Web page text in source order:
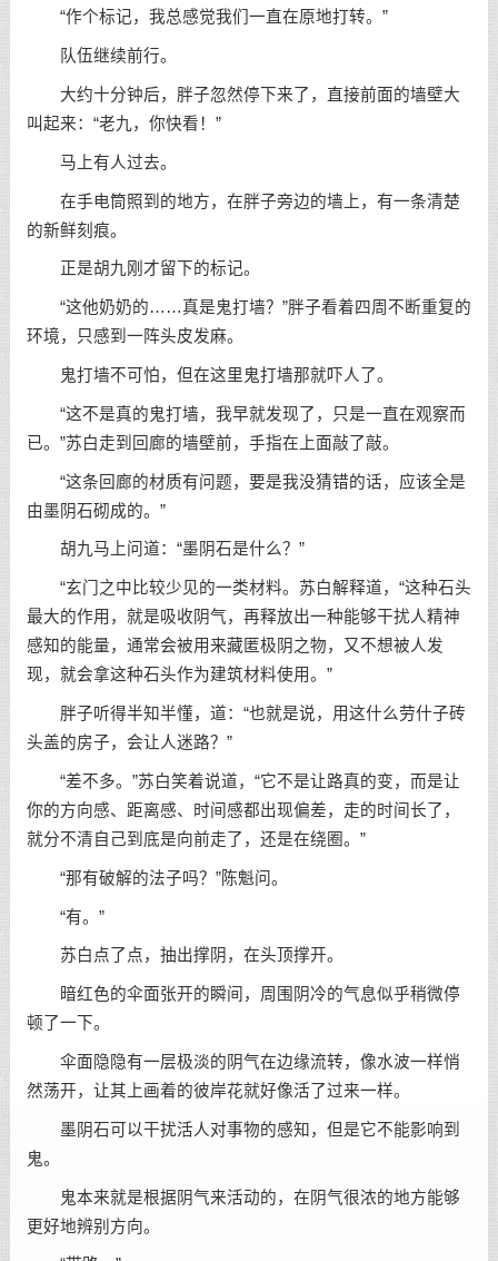
“作个标记，我总感觉我们一直在原地打转。”
队伍继续前行。
大约十分钟后，胖子忽然停下来了，直接前面的墙壁大
叫起来：“老九，你快看！”
马上有人过去。
在手电筒照到的地方，在胖子旁边的墙上，有一条清楚
的新鲜刻痕。
正是胡九刚才留下的标记。
“这他奶奶的……真是鬼打墙？”胖子看着四周不断重复的
环境，只感到一阵头皮发麻。
鬼打墙不可怕，但在这里鬼打墙那就吓人了。
“这不是真的鬼打墙，我早就发现了，只是一直在观察而
已。”苏白走到回廊的墙壁前，手指在上面敲了敲。
“这条回廊的材质有问题，要是我没猜错的话，应该全是
由墨阴石砌成的。”
胡九马上问道：“墨阴石是什么？”
“玄门之中比较少见的一类材料。苏白解释道，“这种石头
最大的作用，就是吸收阴气，再释放出一种能够干扰人精神
感知的能量，通常会被用来藏匿极阴之物，又不想被人发
现，就会拿这种石头作为建筑材料使用。”
胖子听得半知半懂，道：“也就是说，用这什么劳什子砖
头盖的房子，会让人迷路？”
“差不多。”苏白笑着说道，“它不是让路真的变，而是让
你的方向感、距离感、时间感都出现偏差，走的时间长了，
就分不清自己到底是向前走了，还是在绕圈。”
“那有破解的法子吗？”陈魁问。
“有。”
苏白点了点，抽出撑阴，在头顶撑开。
暗红色的伞面张开的瞬间，周围阴冷的气息似乎稍微停
顿了一下。
伞面隐隐有一层极淡的阴气在边缘流转，像水波一样悄
然荡开，让其上画着的彼岸花就好像活了过来一样。
墨阴石可以干扰活人对事物的感知，但是它不能影响到
鬼。
鬼本来就是根据阴气来活动的，在阴气很浓的地方能够
更好地辨别方向。